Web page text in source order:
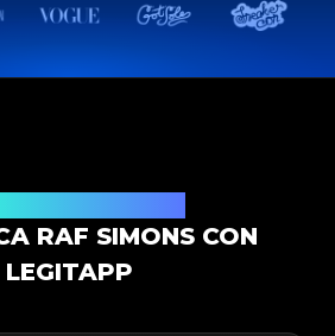
RAF SIMONS CON
LEGITAPP